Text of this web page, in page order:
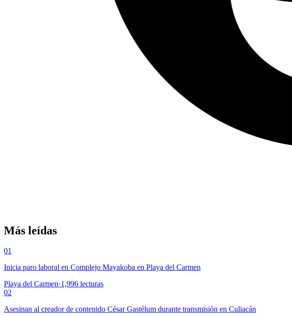
Más leídas
01
Inicia paro laboral en Complejo Mayakoba en Playa del Carmen
Playa del Carmen·1,996 lecturas
02
Asesinan al creador de contenido César Gastélum durante transmisión en Culiacán